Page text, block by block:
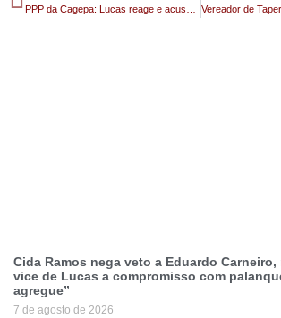
Cida Ramos nega veto a Eduardo
vice de Lucas a compromisso com
agregue”
7 de agosto de 2026